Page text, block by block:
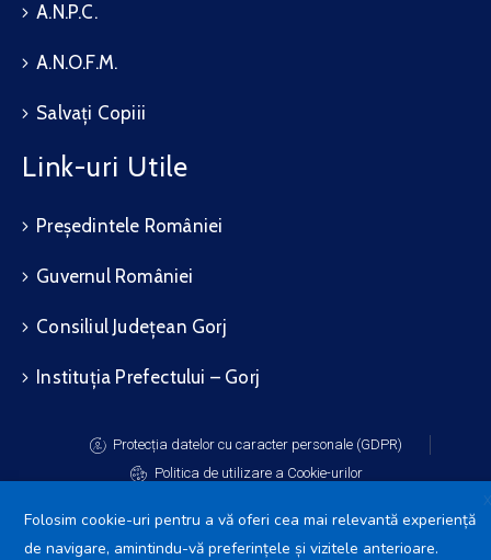
A.N.P.C.
A.N.O.F.M.
Salvați Copiii
Link-uri Utile
Președintele României
Guvernul României
Consiliul Județean Gorj
Instituția Prefectului – Gorj
Protecția datelor cu caracter personale (GDPR)
Politica de utilizare a Cookie-urilor
X
Folosim cookie-uri pentru a vă oferi cea mai relevantă experiență
de navigare, amintindu-vă preferințele și vizitele anterioare.